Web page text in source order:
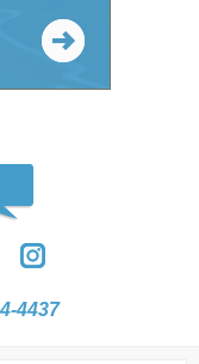
4437